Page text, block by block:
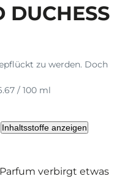
DUCHESS
zu werden. Doch
/ 100 ml
Inhaltsstoffe anzeigen
verbirgt etwas